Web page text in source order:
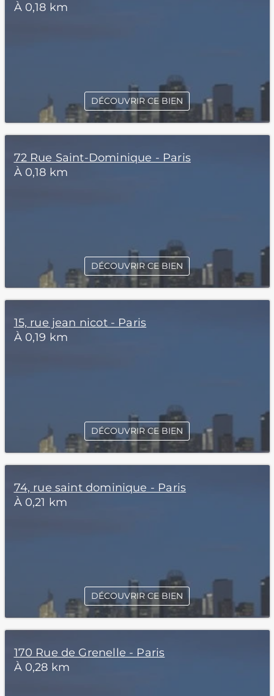
À 0,18 km
DÉCOUVRIR CE BIEN
72 Rue Saint-Dominique - Paris
À 0,18 km
DÉCOUVRIR CE BIEN
15, rue jean nicot - Paris
À 0,19 km
DÉCOUVRIR CE BIEN
74, rue saint dominique - Paris
À 0,21 km
DÉCOUVRIR CE BIEN
170 Rue de Grenelle - Paris
À 0,28 km